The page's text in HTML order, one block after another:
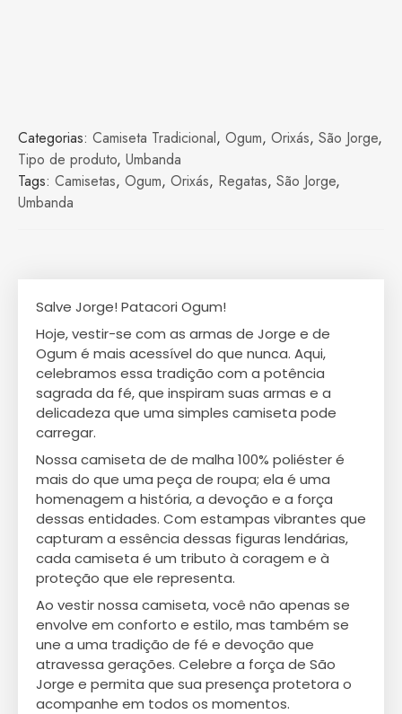
Categorias: Camiseta Tradicional, Ogum, Orixás, São Jorge,
Tipo de produto, Umbanda
Tags: Camisetas, Ogum, Orixás, Regatas, São Jorge,
Umbanda
Salve Jorge! Patacori Ogum!
Hoje, vestir-se com as armas de Jorge e de
Ogum é mais acessível do que nunca. Aqui,
celebramos essa tradição com a potência
sagrada da fé, que inspiram suas armas e a
delicadeza que uma simples camiseta pode
carregar.
Nossa camiseta de de malha 100% poliéster é
mais do que uma peça de roupa; ela é uma
homenagem a história, a devoção e a força
dessas entidades. Com estampas vibrantes que
capturam a essência dessas figuras lendárias,
cada camiseta é um tributo à coragem e à
proteção que ele representa.
Ao vestir nossa camiseta, você não apenas se
envolve em conforto e estilo, mas também se
une a uma tradição de fé e devoção que
atravessa gerações. Celebre a força de São
Jorge e permita que sua presença protetora o
acompanhe em todos os momentos.